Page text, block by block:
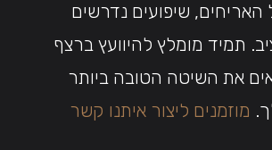
האריחים, שיפועים נדרשים
תמיד מומלץ להיוועץ ברצף
את השיטה הטובה ביותר
מוזמנים ליצור איתנו קשר